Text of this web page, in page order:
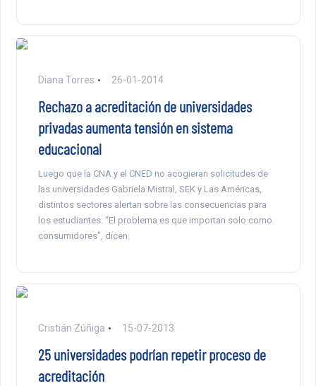
Diana Torres 26-01-2014
Rechazo a acreditación de universidades
privadas aumenta tensión en sistema
educacional
Luego que la CNA y el CNED no acogieran solicitudes de
las universidades Gabriela Mistral, SEK y Las Américas,
distintos sectores alertan sobre las consecuencias para
los estudiantes: “El problema es que importan solo como
consumidores”, dicen.
Cristián Zúñiga 15-07-2013
25 universidades podrían repetir proceso de
acreditación